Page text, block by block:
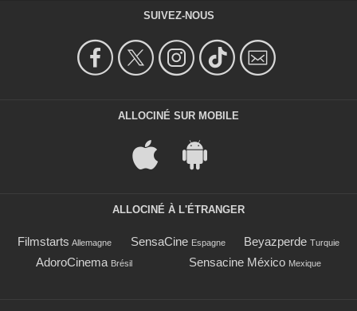
SUIVEZ-NOUS
ALLOCINÉ SUR MOBILE
ALLOCINÉ À L'ÉTRANGER
Filmstarts Allemagne SensaCine Espagne Beyazperde Turquie
AdoroCinema Brésil Sensacine México Mexique